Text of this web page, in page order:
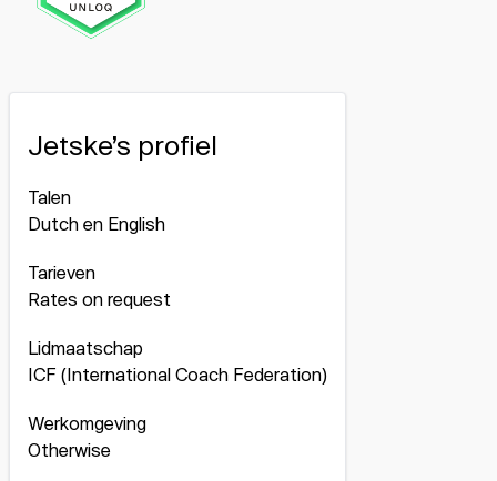
Jetske’s profiel
Talen
Dutch en English
Tarieven
Rates on request
Lidmaatschap
ICF (International Coach Federation)
Werkomgeving
Otherwise